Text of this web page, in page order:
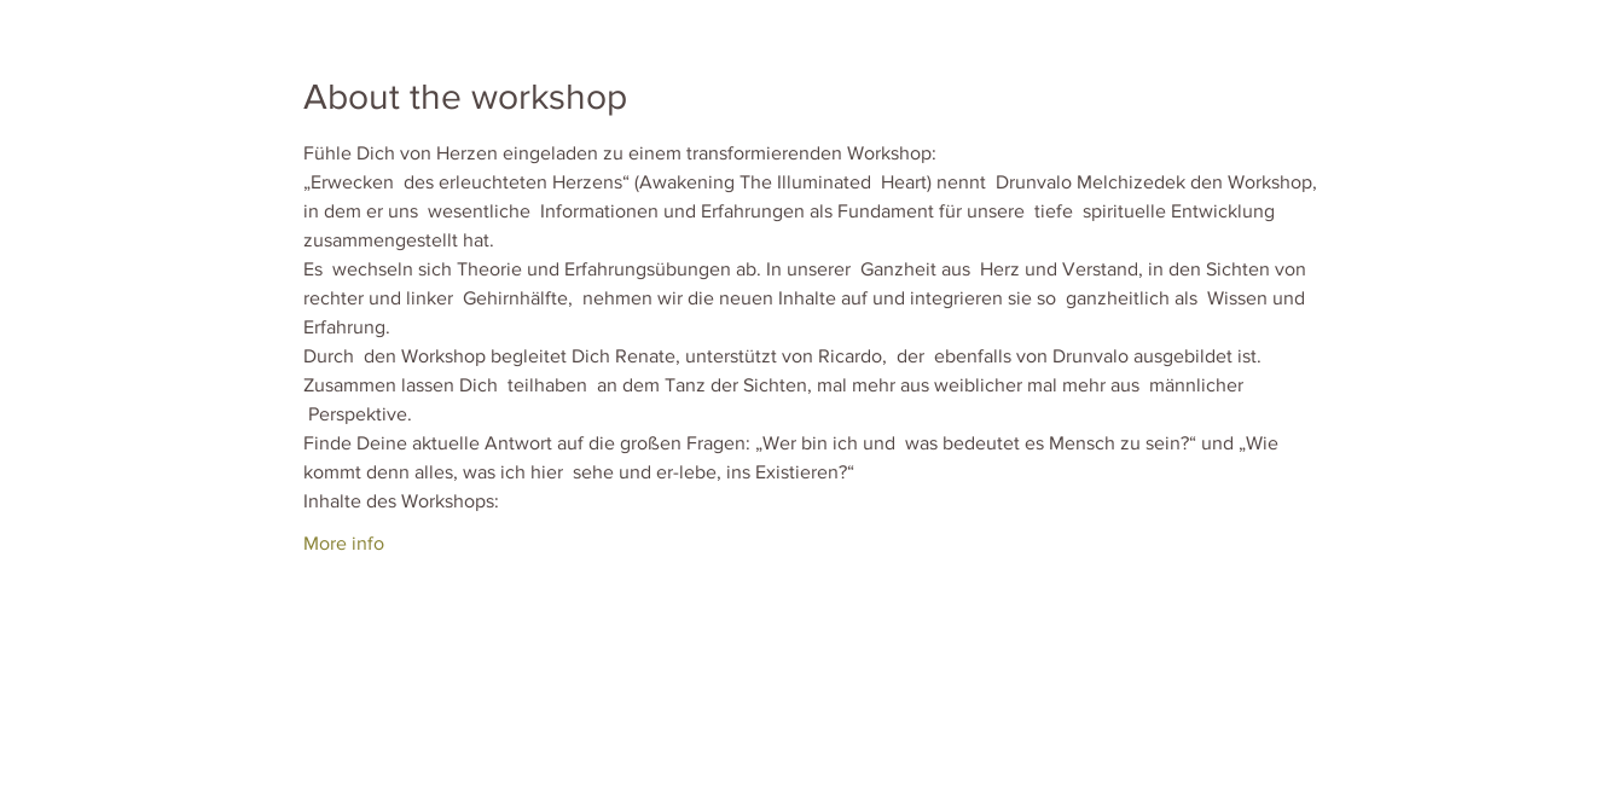
About the workshop
Fühle Dich von Herzen eingeladen zu einem transformierenden Workshop:
„Erwecken  des erleuchteten Herzens“ (Awakening The Illuminated  Heart) nennt  Drunvalo Melchizedek den Workshop,
in dem er uns  wesentliche  Informationen und Erfahrungen als Fundament für unsere  tiefe  spirituelle Entwicklung
zusammengestellt hat.
Es  wechseln sich Theorie und Erfahrungsübungen ab. In unserer  Ganzheit aus  Herz und Verstand, in den Sichten von
rechter und linker  Gehirnhälfte,  nehmen wir die neuen Inhalte auf und integrieren sie so  ganzheitlich als  Wissen und
Erfahrung.
Durch  den Workshop begleitet Dich Renate, unterstützt von Ricardo,  der  ebenfalls von Drunvalo ausgebildet ist.
Zusammen lassen Dich  teilhaben  an dem Tanz der Sichten, mal mehr aus weiblicher mal mehr aus  männlicher
Perspektive.
Finde Deine aktuelle Antwort auf die großen Fragen: „Wer bin ich und  was bedeutet es Mensch zu sein?“ und „Wie
kommt denn alles, was ich hier  sehe und er-lebe, ins Existieren?“
Inhalte des Workshops:
More info